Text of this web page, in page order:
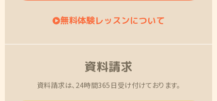
無料体験レッスンについて
資料請求
資料請求は、24時間365日受け付けております。